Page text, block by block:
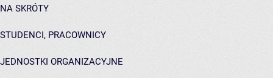
NA SKRÓTY
STUDENCI, PRACOWNICY
JEDNOSTKI ORGANIZACYJNE